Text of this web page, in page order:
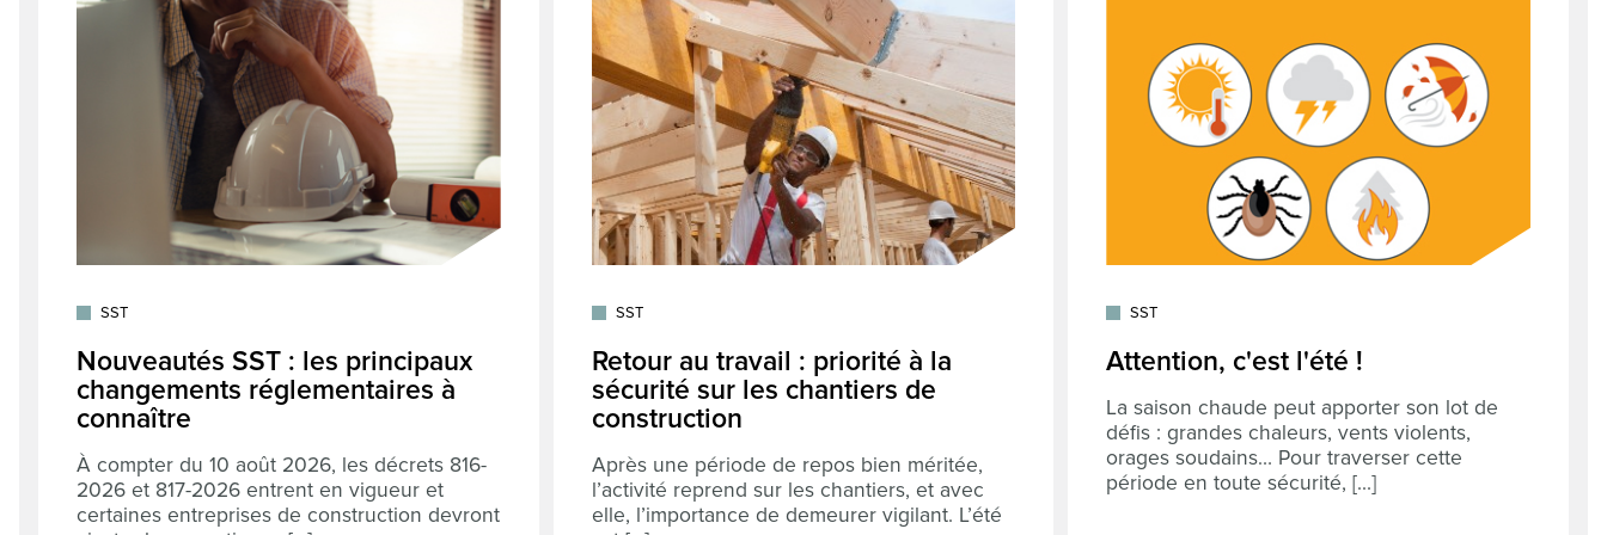
SST
Nouveautés SST : les principaux
changements réglementaires à
connaître
À compter du 10 août 2026, les décrets 816-
2026 et 817-2026 entrent en vigueur et
certaines entreprises de construction devront
SST
Retour au travail : priorité à la
sécurité sur les chantiers de
construction
Après une période de repos bien méritée,
l’activité reprend sur les chantiers, et avec
elle, l’importance de demeurer vigilant. L’été
SST
Attention, c'est l'été !
La saison chaude peut apporter son lot de
défis : grandes chaleurs, vents violents,
orages soudains… Pour traverser cette
période en toute sécurité, [...]